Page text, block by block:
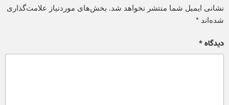
نشانی ایمیل شما منتشر نخواهد شد. بخش‌های موردنیاز علامت‌گذاری
شده‌اند*
دیدگاه*